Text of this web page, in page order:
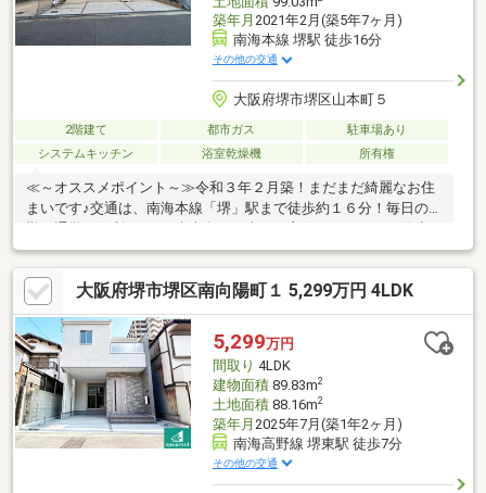
築年月 2021年2月(築5年7ヶ月)
南海本線 堺駅 徒歩16分
その他の交通
大阪府堺市堺区山本町５
2階建て 都市ガス
駐車場あり
システムキッチン
浴室乾燥機 所有権
≪～オススメポイント～≫令和３年２月築！まだまだ綺麗なお住
まいです♪交通は、南海本線「堺」駅まで徒歩約１６分！毎日の通
包まれる明るい住まい！暮らしやすい２ＳＬＤＫ！子供部屋や趣
味のお部屋も作れますね！内覧予約は当日から承っております！
お気軽にお問い合わせ下さいませ♪≪～利便性よい周辺環境～
≫◆小学校…三宝小学校まで徒歩１０分◆中学校…月州中学校まで
徒歩１２分◆スーパー…A-プライス堺店まで徒歩７分◆日用品…コ
コカラファイン堺駅前店まで徒歩１４分
大阪府堺市堺区南向陽町１ 5,299万円 4LDK
5,299万円
間取り 4LDK
建物面積89.83m2
土地面積88.16m2
築年月 2025年7月(築1年2ヶ月)
南海高野線 堺東駅 徒歩7分
その他の交通